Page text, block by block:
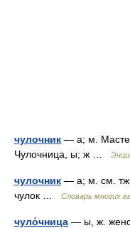
чулочник — а; м.
Чулочница, ы; ж …
чулочник — а; м. см. тж.
чулок …
Словарь многих
чуло́чница — ы, ж.